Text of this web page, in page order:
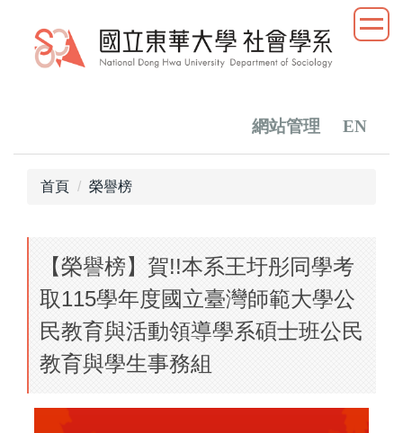
網站管理 EN
首頁 榮譽榜
【榮譽榜】賀!!本系王圩彤同學考
取115學年度國立臺灣師範大學公
民教育與活動領導學系碩士班公民
教育與學生事務組